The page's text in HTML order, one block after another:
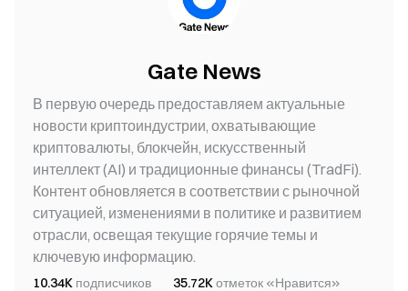
Gate News
В первую очередь предоставляем актуальные
новости криптоиндустрии, охватывающие
криптовалюты, блокчейн, искусственный
интеллект (AI) и традиционные финансы (TradFi).
Контент обновляется в соответствии с рыночной
ситуацией, изменениями в политике и развитием
отрасли, освещая текущие горячие темы и
ключевую информацию.
10.34K подписчиков 35.72Kотметок «Нравится»